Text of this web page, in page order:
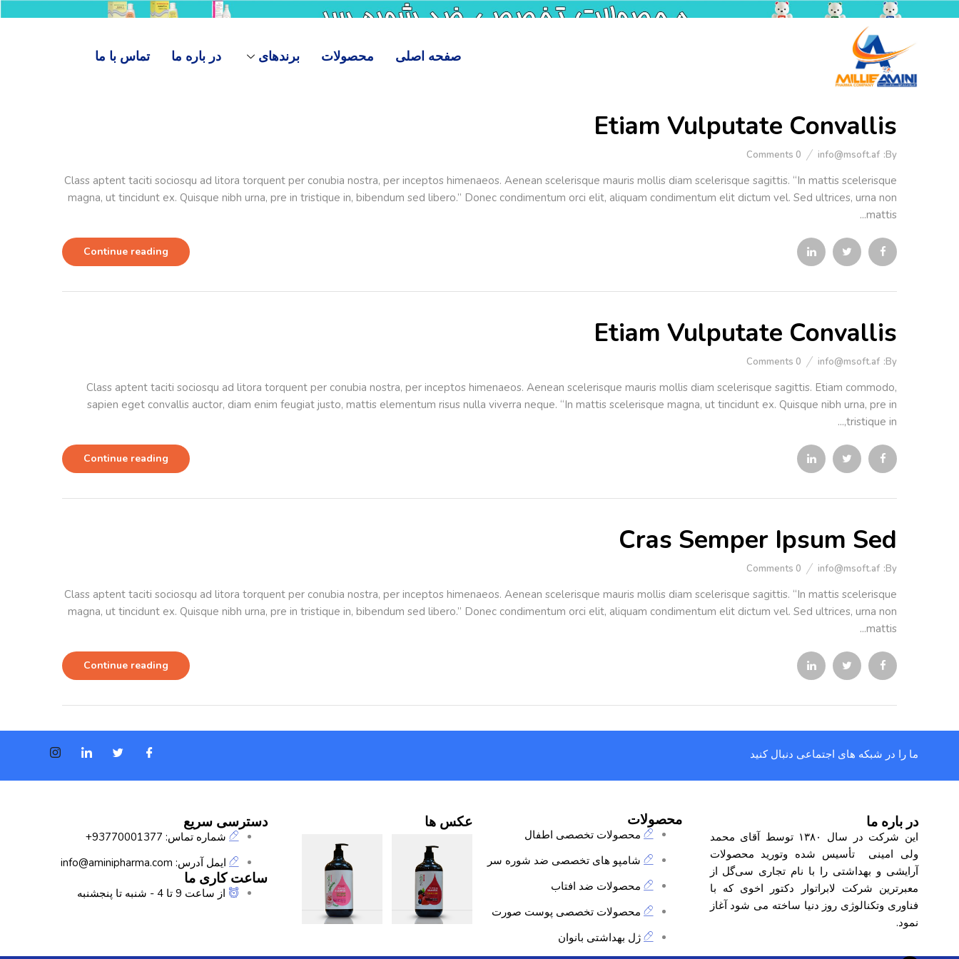
صفحه اصلی محصولات برندهای در باره ما تماس با ما
Etiam Vulputate Convallis
By:
info@msoft.af
0
Class aptent taciti sociosqu ad litora torquent per conubia nostra, per inceptos himenaeos. Aenean scelerisque mauris mollis diam scelerisque sagittis. “In mattis scelerisque
magna, ut tincidunt ex. Quisque nibh urna, pre in tristique in, bibendum sed libero.” Donec condimentum orci elit, aliquam condimentum elit dictum vel. Sed ultrices, urna non
mattis...
Continue reading
Etiam Vulputate Convallis
By:
info@msoft.af
0
Class aptent taciti sociosqu ad litora torquent per conubia nostra, per inceptos himenaeos. Aenean scelerisque mauris mollis diam scelerisque sagittis. Etiam commodo,
sapien eget convallis auctor, diam enim feugiat justo, mattis elementum risus nulla viverra neque. “In mattis scelerisque magna, ut tincidunt ex. Quisque nibh urna, pre in
tristique in,...
Continue reading
Cras Semper Ipsum Sed
By:
info@msoft.af
0
Class aptent taciti sociosqu ad litora torquent per conubia nostra, per inceptos himenaeos. Aenean scelerisque mauris mollis diam scelerisque sagittis. “In mattis scelerisque
magna, ut tincidunt ex. Quisque nibh urna, pre in tristique in, bibendum sed libero.” Donec condimentum orci elit, aliquam condimentum elit dictum vel. Sed ultrices, urna non
mattis...
Continue reading
ما را در شبکه های اجتماعی دنبال کنید
در باره ما
این شرکت در سال ۱۳۸۰ توسط آقای محمد
ولی امینی تأسیس شده وتورید محصولات
آرایشی و بهداشتی را با نام تجاری سی‌گل از
معبرترین شرکت لابراتوار دکتور اخوی که با
فناوری وتکنالوژی روز دنیا ساخته می شود آغاز
نمود.
محصولات
محصولات تخصصی اطفال
شامپو های تخصصی ضد شوره سر
محصولات ضد افتاب
محصولات تخصصی پوست صورت
ژل بهداشتی بانوان
عکس ها دسترسی سریع
شماره تماس: 93770001377+
ایمل آدرس: info@aminipharma.com
ساعت کاری ما
از ساعت 9 تا 4 - شنبه تا پنجشنبه